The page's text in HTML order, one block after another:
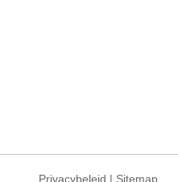
Privacybeleid | Sitemap